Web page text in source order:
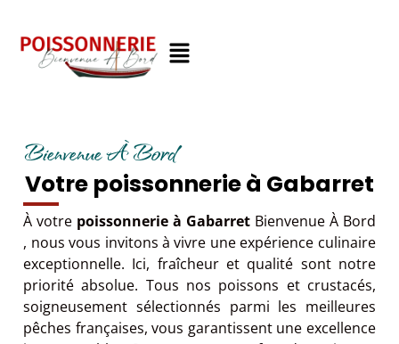
Bienvenue À Bord
Votre poissonnerie à Gabarret
À votre poissonnerie à GabarretBienvenue À Bord
, nous vous invitons à vivre une expérience culinaire
exceptionnelle. Ici, fraîcheur et qualité sont notre
priorité absolue. Tous nos poissons et crustacés,
soigneusement sélectionnés parmi les meilleures
pêches françaises, vous garantissent une excellence